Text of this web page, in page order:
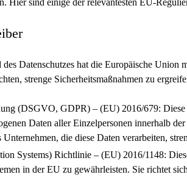
Hier sind einige der relevantesten EU-
Datenschutzes hat die Europäische
strenge Sicherheitsmaßnahmen zu
(DSGVO, GDPR) – (EU) 2016/679:
Daten aller Einzelpersonen innerhalb
Unternehmen, die diese Daten verarbeiten,
Systems) Richtlinie – (EU) 2016/1148:
in der EU zu gewährleisten. Sie richtet